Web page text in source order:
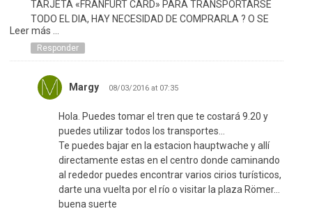
TARJETA «FRANFURT CARD» PARA TRANSPORTARSE
TODO EL DIA, HAY NECESIDAD DE COMPRARLA ? O SE
PAGA SOLAMENTE EL TREN TURISTICO ? Y A PARTIR DE
Q LUGAR SE TOMA ESTE TREN.
AGRADECERIA CUALQUIER INFORMACION… ME
GUSTARIA APROVECHAR DE MUY BUENA MANERA
ESTAS 7 HORAS…
Leer más ...
Responder
Margy 08/03/2016 at 07:35
Hola. Puedes tomar el tren que te costará 9.20 y
puedes utilizar todos los transportes…
Te puedes bajar en la estacion hauptwache y allí
directamente estas en el centro donde caminando
al rededor puedes encontrar varios cirios turísticos,
darte una vuelta por el río o visitar la plaza Römer…
buena suerte